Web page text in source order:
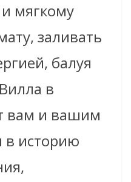
мягкому
заливать
балуя
в
вам и вашим
в историю